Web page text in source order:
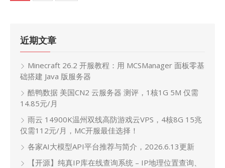
近期文章
Minecraft 26.2 开服教程：用 MCSManager 面板零基
础搭建 Java 版服务器
酷鸭数据 美国CN2 云服务器 测评，1核1G 5M 仅需
14.85元/月
雨云 14900K温州双线高防游戏云VPS，4核8G 15兆
仅需112元/月，MC开服最佳选择！
各家AI大模型API平台推荐与简介，2026.6.13更新
【开源】纯真IP库在线查询系统 – IP地理位置查询、